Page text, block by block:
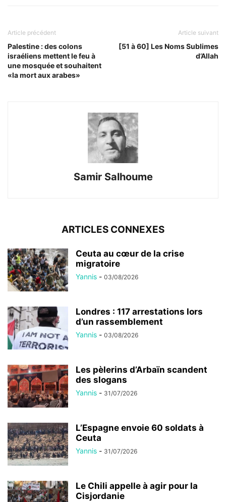
Article précédent
Palestine : des colons
israéliens mettent le feu à
une mosquée et souhaitent
«la mort aux arabes»
Article suivant
[51 à 60] Les Noms Sublimes
d’Allah
Samir Salhoume
ARTICLES CONNEXES
Ceuta au cœur de la crise
migratoire
Yannis - 03/08/2026
Londres : 117 arrestations lors
d’un rassemblement
Yannis - 03/08/2026
Les pèlerins d’Arbaïn scandent
des slogans
Yannis - 31/07/2026
L’Espagne envoie 60 soldats à
Ceuta
Yannis - 31/07/2026
Le Chili appelle à agir pour la
Cisjordanie